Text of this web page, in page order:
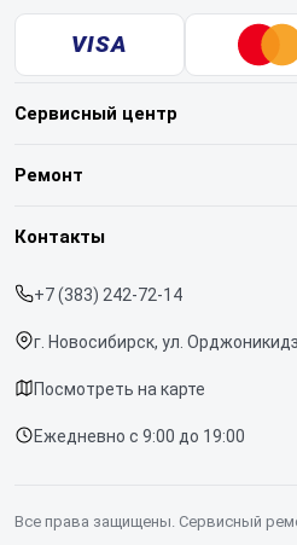
VISA
Сервисный центр
О нашем сервисе
Срочный ремонт
Доставка и способы оплаты
Диагностика
Контакты
Ремонт
Варочных панелей
Контакты
+7 (383) 242-72-14
г. Новосибирск, ул.
Посмотреть на карте
Ежедневно с 9:00 до 19:00
Все права защищены. Сервисный